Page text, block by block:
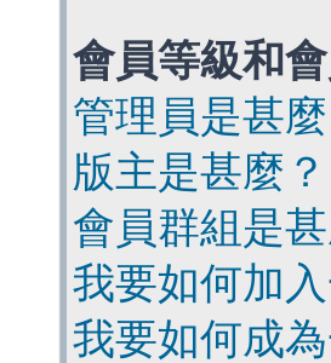
會員等級和
管理員是甚麼
版主是甚麼？
會員群組是甚
我要如何加
我要如何成